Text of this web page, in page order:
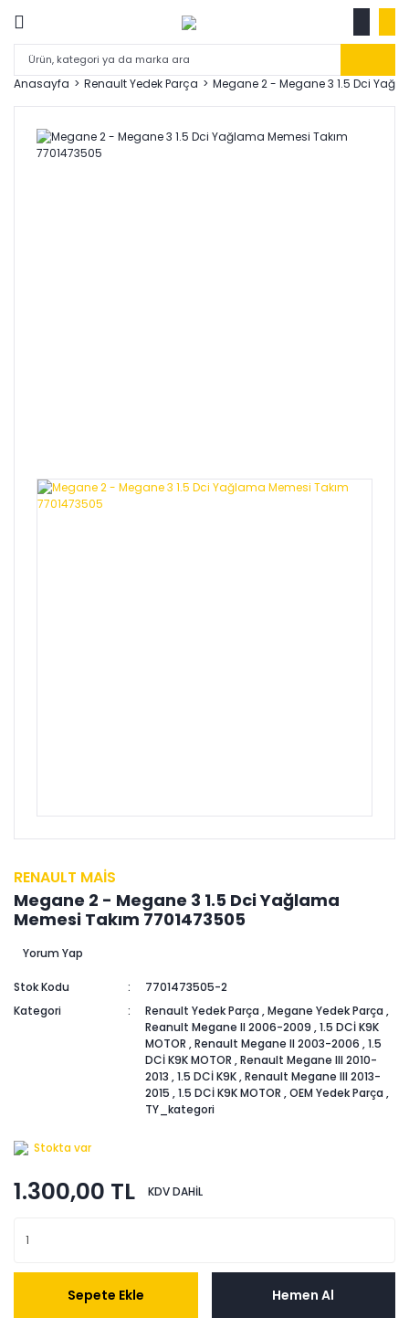
Anasayfa Renault Yedek Parça Megane 2 - Megane 3 1.5 Dci
RENAULT MAİS
Megane 2 - Megane 3 1.5 Dci Yağlama
Memesi Takım 7701473505
Yorum Yap
Stok Kodu
7701473505-2
Kategori
Renault Yedek Parça ,Megane Yedek Parça ,
Reanult Megane II 2006-2009 ,1.5 DCİ K9K
MOTOR ,Renault Megane II 2003-2006 ,1.5
DCİ K9K MOTOR ,Renault Megane III 2010-
2013 ,1.5 DCİ K9K,Renault Megane III 2013-
2015 ,1.5 DCİ K9K MOTOR ,OEM Yedek Parça ,
TY_kategori
Stokta var
1.300,00 TL KDV DAHİL
Sepete Ekle Hemen Al